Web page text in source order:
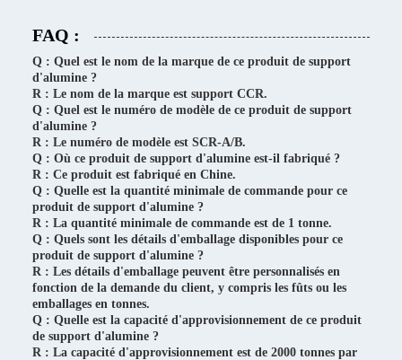
FAQ :
Q : Quel est le nom de la marque de ce produit de support
d'alumine ?
R : Le nom de la marque est support CCR.
Q : Quel est le numéro de modèle de ce produit de support
d'alumine ?
R : Le numéro de modèle est SCR-A/B.
Q : Où ce produit de support d'alumine est-il fabriqué ?
R : Ce produit est fabriqué en Chine.
Q : Quelle est la quantité minimale de commande pour ce
produit de support d'alumine ?
R : La quantité minimale de commande est de 1 tonne.
Q : Quels sont les détails d'emballage disponibles pour ce
produit de support d'alumine ?
R : Les détails d'emballage peuvent être personnalisés en
fonction de la demande du client, y compris les fûts ou les
emballages en tonnes.
Q : Quelle est la capacité d'approvisionnement de ce produit
de support d'alumine ?
R : La capacité d'approvisionnement est de 2000 tonnes par